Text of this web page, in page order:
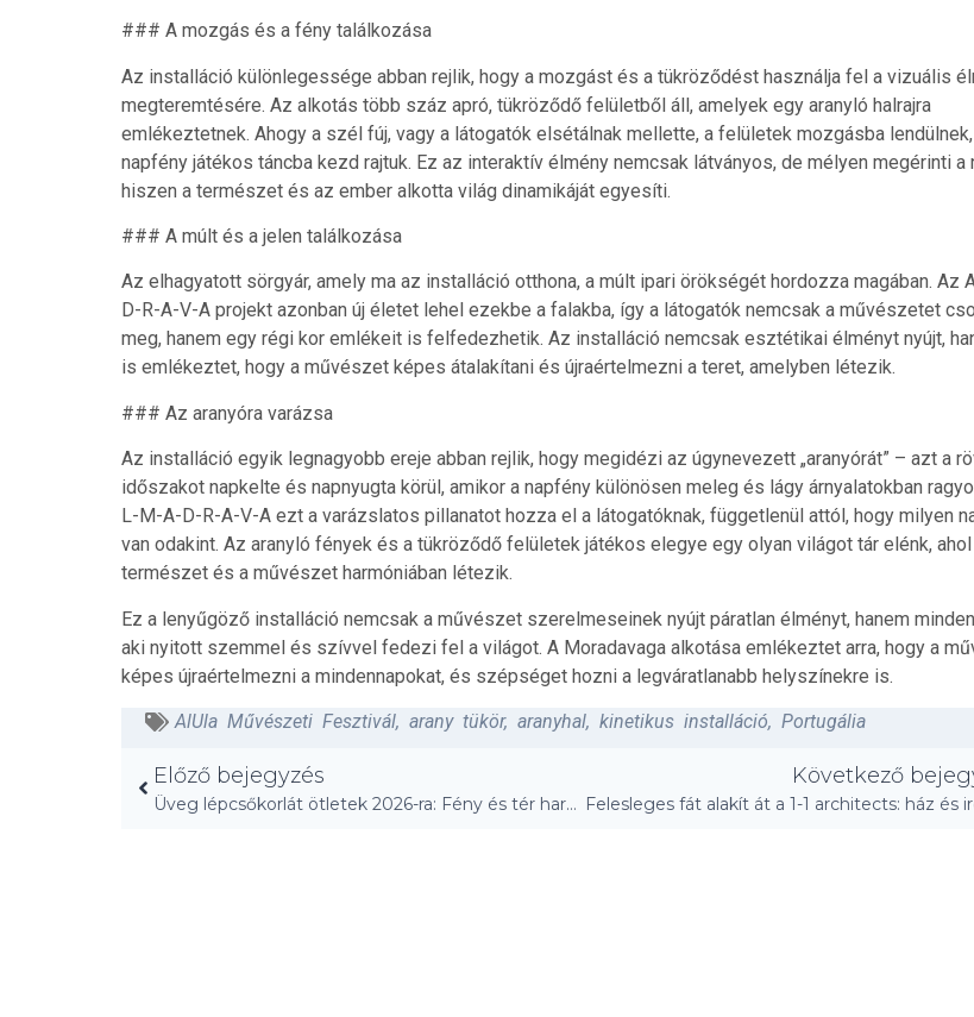
### A mozgás és a fény találkozása
Az installáció különlegessége abban rejlik, hogy a mozgást és a tükröződést használja fel a vizuális
megteremtésére. Az alkotás több száz apró, tükröződő felületből áll, amelyek egy aranyló halrajra
emlékeztetnek. Ahogy a szél fúj, vagy a látogatók elsétálnak mellette, a felületek mozgásba
napfény játékos táncba kezd rajtuk. Ez az interaktív élmény nemcsak látványos, de mélyen megérinti a
hiszen a természet és az ember alkotta világ dinamikáját egyesíti.
### A múlt és a jelen találkozása
Az elhagyatott sörgyár, amely ma az installáció otthona, a múlt ipari örökségét hordozza magában. Az
D-R-A-V-A projekt azonban új életet lehel ezekbe a falakba, így a látogatók nemcsak a művészetet
meg, hanem egy régi kor emlékeit is felfedezhetik. Az installáció nemcsak esztétikai élményt nyújt,
is emlékeztet, hogy a művészet képes átalakítani és újraértelmezni a teret, amelyben létezik.
### Az aranyóra varázsa
Az installáció egyik legnagyobb ereje abban rejlik, hogy megidézi az úgynevezett „aranyórát” – azt a
időszakot napkelte és napnyugta körül, amikor a napfény különösen meleg és lágy árnyalatokban
L-M-A-D-R-A-V-A ezt a varázslatos pillanatot hozza el a látogatóknak, függetlenül attól, hogy milyen
van odakint. Az aranyló fények és a tükröződő felületek játékos elegye egy olyan világot tár elénk,
természet és a művészet harmóniában létezik.
Ez a lenyűgöző installáció nemcsak a művészet szerelmeseinek nyújt páratlan élményt, hanem
aki nyitott szemmel és szívvel fedezi fel a világot. A Moradavaga alkotása emlékeztet arra, hogy a
képes újraértelmezni a mindennapokat, és szépséget hozni a legváratlanabb helyszínekre is.
AlUla Művészeti Fesztivál, arany tükör, aranyhal, kinetikus installáció, Portugália
Előző bejegyzés
Üveg lépcsőkorlát ötletek 2026-ra: Fény és tér harmóniája!
Következő